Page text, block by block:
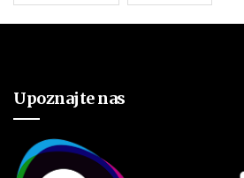
Upoznajte nas